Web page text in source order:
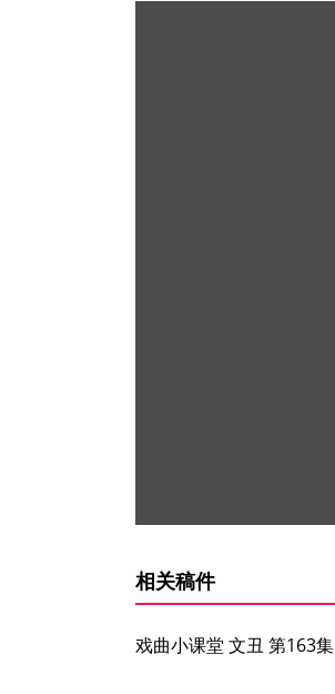
相关稿件
戏曲小课堂 文丑 第163集